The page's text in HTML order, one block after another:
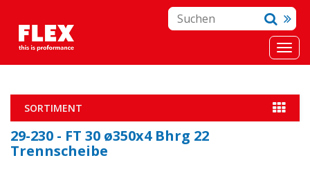
SORTIMENT
29-230 - FT 30 ø350x4 Bhrg 22
Trennscheibe